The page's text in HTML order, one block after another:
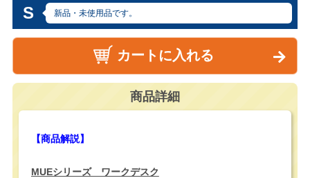
S 新品・未使用品です。
カートに入れる
商品詳細
【商品解説】
MUEシリーズ ワークデスク